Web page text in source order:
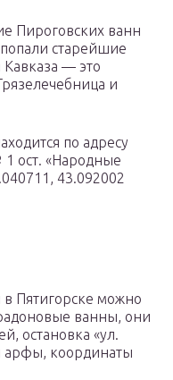
Пироговских ванн
старейшие
Кавказа — это
и
по адресу
1 ост. «Народные
43.092002
Пятигорске можно
ванны, они
остановка «ул.
арфы, координаты